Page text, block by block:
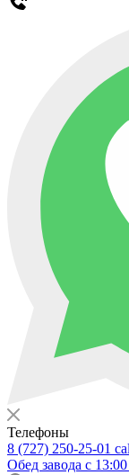
Телефоны
8 (727) 250-25-01
Обед завода с